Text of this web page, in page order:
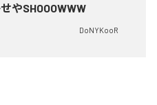
やSHOOOWWW
DoNYKooR